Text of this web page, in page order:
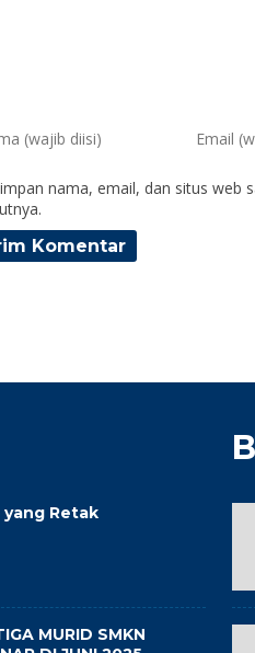
nama, email, dan situs web
Retak
MURID SMKN